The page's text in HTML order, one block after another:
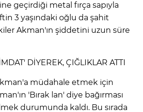
geçirdiği metal fırça sapıyla
3 yaşındaki oğlu da şahit
Akman'ın şiddetini uzun süre
DİYEREK, ÇIĞLIKLAR ATTI
müdahale etmek için
'Bırak lan' diye bağırması
durumunda kaldı. Bu sırada